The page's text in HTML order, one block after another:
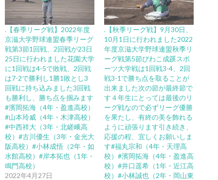
.【春季リーグ戦】2022年度
京滋大学野球連盟春季リーグ
戦第3節1回戦、2回戦が23日
25日に行われました花園大学
に1回戦は4-5で敗戦、2回戦
は7-2で勝利し1勝1敗とし3
回戦に持ち込みました️3回戦
も勝利し、勝ち点を掴みます︎
#濱岡拓海（4年・盈進高校）
#山本玲威（4年・木津高校）
#中西祥大（3年・北嵯峨高
校）#古川優生（3年・金光大
阪高校）#小林成悟（2年・如
水館高校）#岸本拓也（1年・
鳴門高校）
2022年4月27日
.【秋季リーグ戦】9月30日、
10月1日に行われました2022
年度京滋大学野球連盟秋季リ
ーグ戦第5節びわこ成蹊スポ
ーツ大学戦は1回戦3-4、2回
戦3-1で勝ち点を取ることが
出来ました️次の節が最終節で
す４年生にとっては最後のリ
ーグ戦なので必ずリーグ優勝
を果たし、有終の美を飾れる
ように頑張ります️引き続き、
応援の程、宜しくお願いしま
す#福丸宗和（4年・天理高
校）#濱岡拓海（4年・盈進高
校）#井口遥希（1年・近江高
校）#小林誠也（2年・岡山東